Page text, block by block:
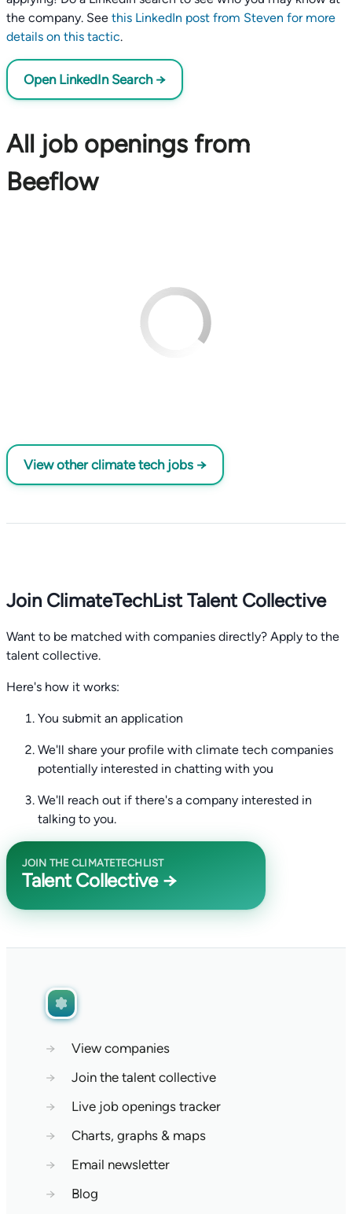
the company. See this LinkedIn post from Steven for more
details on this tactic.
Open LinkedIn Search →
All job openings from
Beeflow
View other climate tech jobs →
Join ClimateTechList Talent Collective
Want to be matched with companies directly? Apply to the
talent collective.
Here's how it works:
You submit an application
We'll share your profile with climate tech companies
potentially interested in chatting with you
We'll reach out if there's a company interested in
talking to you.
JOIN THE CLIMATETECHLIST
Talent Collective →
→
View companies
→
Join the talent collective
→
Live job openings tracker
→
Charts, graphs & maps
→
Email newsletter
→
Blog